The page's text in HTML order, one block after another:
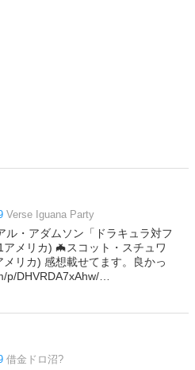
Verse Iguana Party
ル・アダムソン「ドラキュラ対フ
メリカ) 🦇スコット・スチュワ
リカ) 感想載せてます。良かっ
p/DHVRDA7xAhw/…
借金ドロ沼?